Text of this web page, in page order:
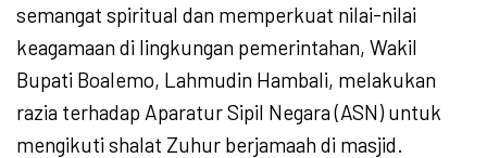
semangat spiritual dan memperkuat nilai-nilai
keagamaan di lingkungan pemerintahan, Wakil
Bupati Boalemo, Lahmudin Hambali, melakukan
razia terhadap Aparatur Sipil Negara (ASN) untuk
mengikuti shalat Zuhur berjamaah di masjid.